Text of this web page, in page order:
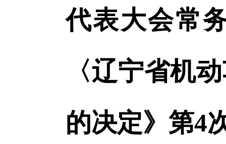
代表大会常
〈辽宁省机
的决定》第4